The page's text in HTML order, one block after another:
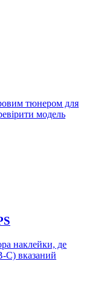
тюнером для
модель
наклейки, де
C) вказаний